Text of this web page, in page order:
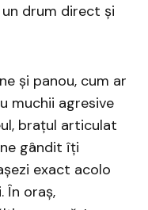
drum direct și
și panou, cum ar
muchii agresive
brațul articulat
gândit îți
exact acolo
În oraș,